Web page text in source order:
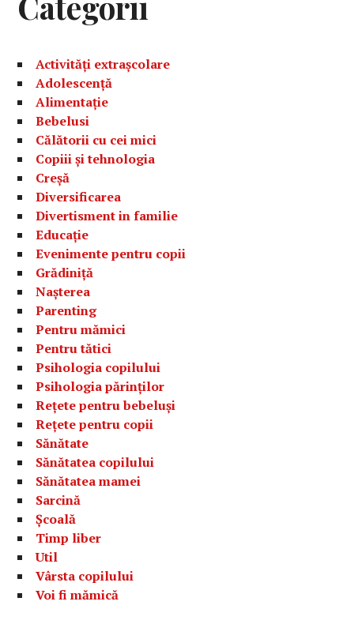
Activități extrașcolare
Adolescență
Alimentație
Bebelusi
Călătorii cu cei mici
Copiii și tehnologia
Creșă
Diversificarea
Divertisment in familie
Educație
Evenimente pentru copii
Grădiniță
Nașterea
Parenting
Pentru mămici
Pentru tătici
Psihologia copilului
Psihologia părinților
Rețete pentru bebeluși
Rețete pentru copii
Sănătate
Sănătatea copilului
Sănătatea mamei
Sarcină
Școală
Timp liber
Util
Vârsta copilului
Voi fi mămică